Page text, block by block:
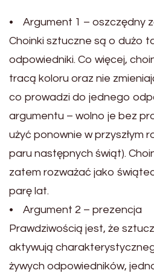
• Argument 1 – oszczędny
Choinki sztuczne są o dużo
odpowiedniki. Co więcej,
tracą koloru oraz nie
co prowadzi do jednego
argumentu – wolno je bez
użyć ponownie w przyszłym
paru następnych świąt).
zatem rozważać jako
parę lat.
• Argument 2 – prezencja
Prawdziwością jest, że
aktywują
żywych odpowiedników,